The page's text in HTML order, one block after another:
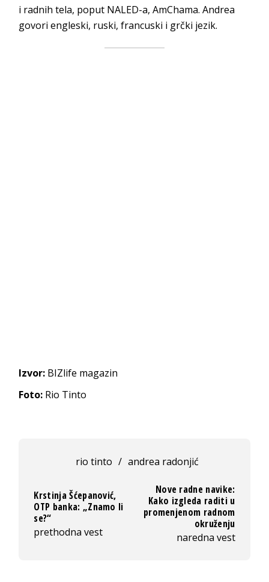
i radnih tela, poput NALED-a, AmChama. Andrea
govori engleski, ruski, francuski i grčki jezik.
Izvor: BIZlife magazin
Foto: Rio Tinto
rio tinto / andrea radonjić
Krstinja Šćepanović,
OTP banka: „Znamo li
se?“
prethodna vest
Nove radne navike:
Kako izgleda raditi u
promenjenom radnom
okruženju
naredna vest